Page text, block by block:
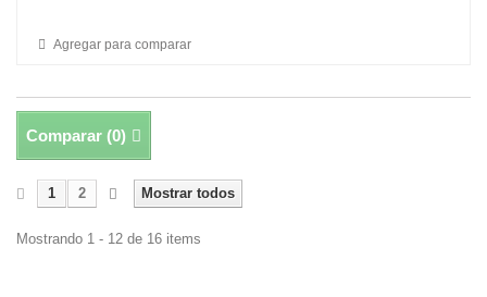
Agregar para comparar
Comparar (0)
Mostrar todos
1 2
Mostrando 1 - 12 de 16 items